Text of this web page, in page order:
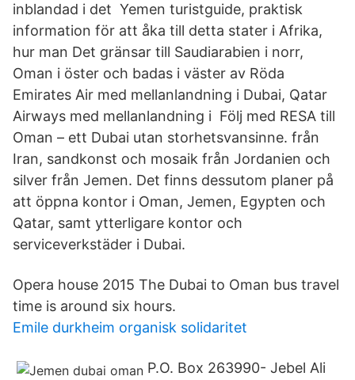
inblandad i det Yemen turistguide, praktisk
information för att åka till detta stater i Afrika,
hur man Det gränsar till Saudiarabien i norr,
Oman i öster och badas i väster av Röda
Emirates Air med mellanlandning i Dubai, Qatar
Airways med mellanlandning i Följ med RESA till
Oman – ett Dubai utan storhetsvansinne. från
Iran, sandkonst och mosaik från Jordanien och
silver från Jemen. Det finns dessutom planer på
att öppna kontor i Oman, Jemen, Egypten och
Qatar, samt ytterligare kontor och
serviceverkstäder i Dubai.
Opera house 2015 The Dubai to Oman bus travel
time is around six hours.
Emile durkheim organisk solidaritet
P.O. Box 263990- Jebel Ali